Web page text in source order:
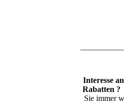
Interesse
Rabatten ?
Sie immer